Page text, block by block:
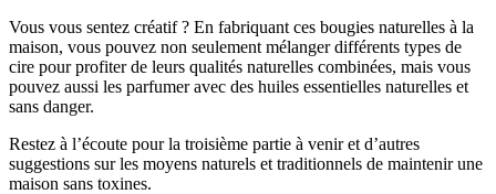
Vous vous sentez créatif ? En fabriquant ces bougies naturelles à la
maison, vous pouvez non seulement mélanger différents types de
cire pour profiter de leurs qualités naturelles combinées, mais vous
pouvez aussi les parfumer avec des huiles essentielles naturelles et
sans danger.
Restez à l’écoute pour la troisième partie à venir et d’autres
suggestions sur les moyens naturels et traditionnels de maintenir une
maison sans toxines.